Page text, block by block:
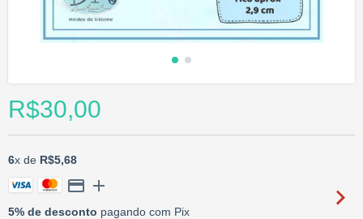
R$30,00
6x de R$5,68
5% de desconto pagando com Pix